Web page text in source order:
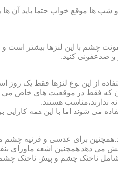
موقع خواب حتما باید آن ها را
چشم با این لنزها بیشتر است و
و ضدعفونی کنید.
از این نوع لنزها فقط یک روز
فقط در موقعیت های خاص می
ندارند،مناسب هستند.
می شوند اما با این همه
می دهد.همچنین اشعه ماورای
شامل ناخنک چشم و پیش ناخنک